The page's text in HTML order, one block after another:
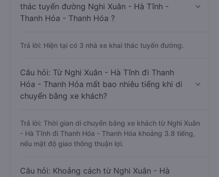
thác tuyến đường Nghi Xuân - Hà Tĩnh -
Thanh Hóa - Thanh Hóa ?
Trả lời: Hiện tại có 3 nhà xe khai thác tuyến đường.
Câu hỏi: Từ Nghi Xuân - Hà Tĩnh đi Thanh
Hóa - Thanh Hóa mất bao nhiêu tiếng khi di
chuyển bằng xe khách?
Trả lời: Thời gian di chuyển bằng xe khách từ Nghi Xuân
- Hà Tĩnh đi Thanh Hóa - Thanh Hóa khoảng 3.8 tiếng,
nếu mật độ giao thông thuận lợi.
Câu hỏi: Khoảng cách từ Nghi Xuân - Hà